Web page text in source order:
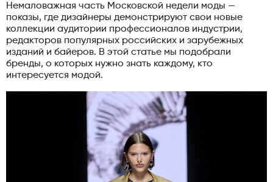
Немаловажная часть Московской недели моды —
показы, где дизайнеры демонстрируют свои новые
коллекции аудитории профессионалов индустрии,
редакторов популярных российских и зарубежных
изданий и байеров. В этой статье мы подобрали
бренды, о которых нужно знать каждому, кто
интересуется модой.